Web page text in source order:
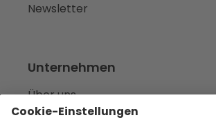
Newsletter
Unternehmen
Über uns